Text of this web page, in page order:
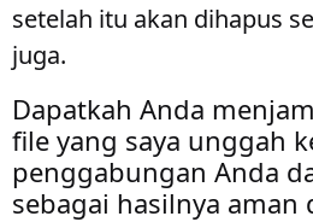
setelah itu akan dihapus
juga.
Dapatkah Anda
file yang saya unggah
penggabungan Anda
sebagai hasilnya aman